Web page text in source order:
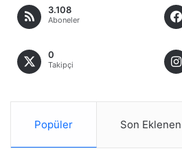
3.108
Aboneler
0
Takipçi
Popüler Son Eklenen